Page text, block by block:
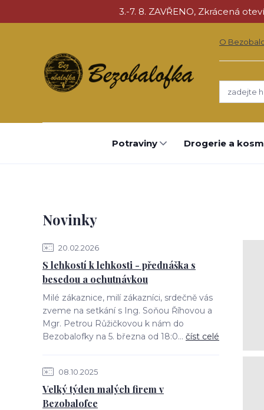
3.-7. 8. ZAVŘENO, Zkrácená
O
Potraviny Drogerie a
Novinky
20.02.2026
S lehkostí k lehkosti - přednáška s
besedou a ochutnávkou
Milé zákaznice, milí zákazníci, srdečně vás
zveme na setkání s Ing. Soňou Říhovou a
Mgr. Petrou Růžičkovou k nám do
Bezobalofky na 5. března od 18:0... číst celé
08.10.2025
Velký týden malých firem v
Bezobalofce